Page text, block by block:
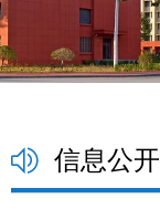
信息公开